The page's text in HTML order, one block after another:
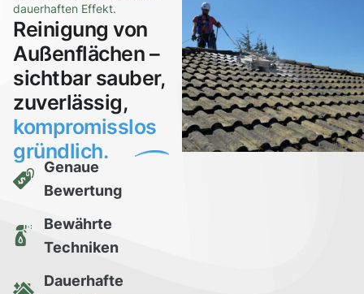
dauerhaften Effekt.
Reinigung von
Außenflächen –
sichtbar sauber,
zuverlässig,
kompromisslos
gründlich.
Genaue
Bewertung
Bewährte
Techniken
Dauerhafte